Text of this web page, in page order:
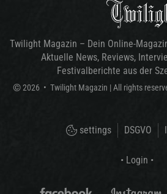
Twilight Magazin – Dein Online-
Aktuelle News, Reviews,
Festivalberichte aus der
© 2026 • Twilight Magazin | All rights
settings DSGVO
• Login •